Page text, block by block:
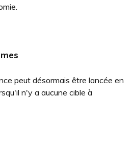
peut désormais être lancée en
n'y a aucune cible à